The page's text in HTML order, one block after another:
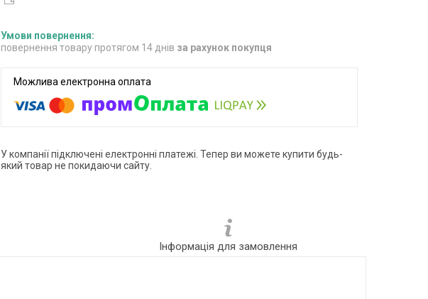
повернення товару протягом 14 днів за рахунок покупця
У компанії підключені електронні платежі. Тепер ви можете купити будь-
який товар не покидаючи сайту.
Інформація для замовлення